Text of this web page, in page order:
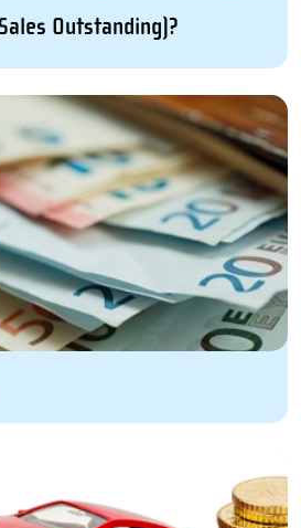
Outstanding)?